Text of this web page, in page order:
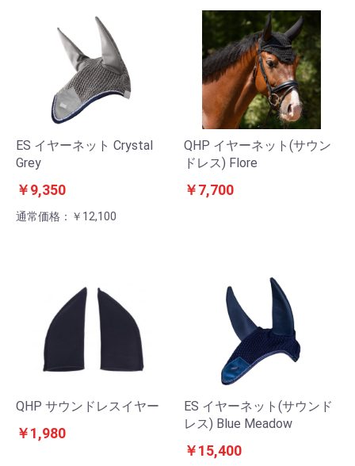
ES イヤーネット Crystal
Grey
￥9,350
通常価格：￥12,100
QHP イヤーネット(サウン
ドレス) Flore
￥7,700
QHP サウンドレスイヤー
￥1,980
ES イヤーネット(サウンド
レス) Blue Meadow
￥15,400